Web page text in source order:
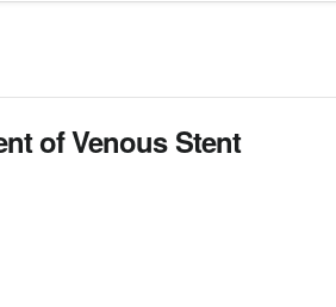
of Venous Stent